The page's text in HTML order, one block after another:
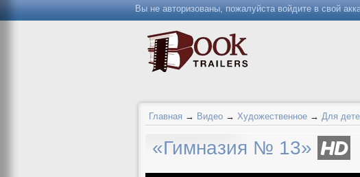
Вы не авторизованы, пожалуйста войдите в свой
Главная → Видео → Художественное → Для
«Гимназия № 13» HD